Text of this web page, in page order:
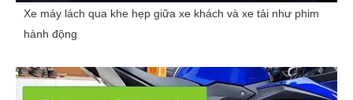
Xe máy lách qua khe hẹp giữa xe khách và xe tải như phim
hành động